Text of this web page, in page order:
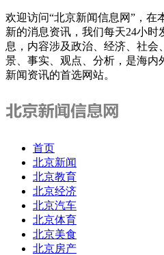
欢迎访问“北京新闻信息网”，在
新的消息资讯，我们每天24小
息，内容涉及政治、经济、社会
景、事实、观点、分析，是海内
新闻资讯的首选网站。
首页
北京新闻
北京教育
北京经济
北京汽车
北京体育
北京美食
北京房产